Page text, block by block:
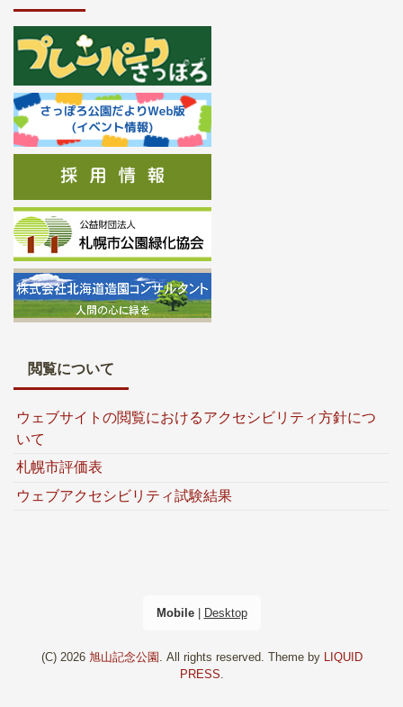
閲覧について
ウェブサイトの閲覧におけるアクセシビリティ方針につ
いて
札幌市評価表
ウェブアクセシビリティ試験結果
Mobile| Desktop
(C) 2026 旭山記念公園 . All rights reserved. Theme by
LIQUID
PRESS